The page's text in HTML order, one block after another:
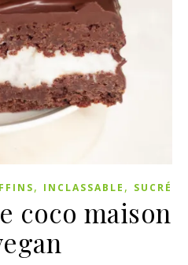
, INCLASSABLE , SUCRÉ
coco maison